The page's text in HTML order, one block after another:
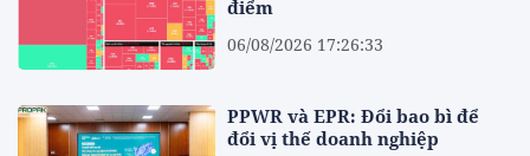
điểm
06/08/2026 17:26:33
PPWR và EPR: Đổi bao bì để
đổi vị thế doanh nghiệp